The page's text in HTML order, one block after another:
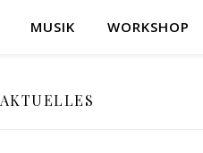
MUSIK WORKSHOP
AKTUELLES